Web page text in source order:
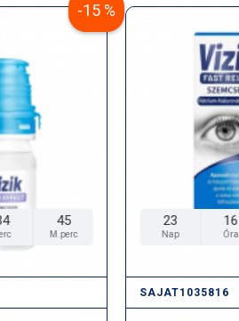
-15 %
45
M.perc
23
Nap
16
Óra
SAJAT1035816